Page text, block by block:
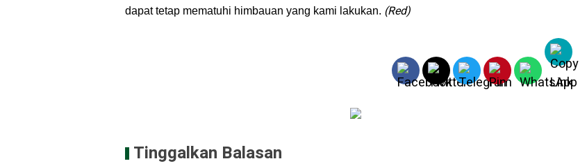
dapat tetap mematuhi himbauan yang kami lakukan. (Red)
Tinggalkan Balasan